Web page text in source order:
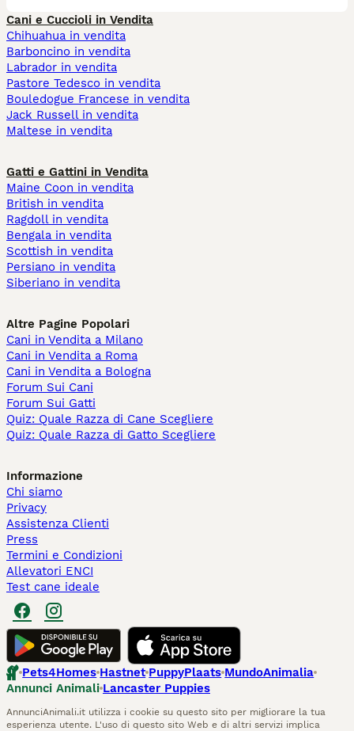
Cani e Cuccioli in Vendita
Chihuahua in vendita
Barboncino in vendita
Labrador in vendita
Pastore Tedesco in vendita
Bouledogue Francese in vendita
Jack Russell in vendita
Maltese in vendita
Gatti e Gattini in Vendita
Maine Coon in vendita
British in vendita
Ragdoll in vendita
Bengala in vendita
Scottish in vendita
Persiano in vendita
Siberiano in vendita
Altre Pagine Popolari
Cani in Vendita a Milano
Cani in Vendita a Roma
Cani in Vendita a Bologna
Forum Sui Cani
Forum Sui Gatti
Quiz: Quale Razza di Cane Scegliere
Quiz: Quale Razza di Gatto Scegliere
Informazione
Chi siamo
Privacy
Assistenza Clienti
Press
Termini e Condizioni
Allevatori ENCI
Test cane ideale
Pets4Homes Hastnet PuppyPlaats MundoAnimalia
Annunci Animali Lancaster Puppies
AnnunciAnimali.it utilizza i cookie su questo sito per migliorare la tua
esperienza utente. L'uso di questo sito Web e di altri servizi implica